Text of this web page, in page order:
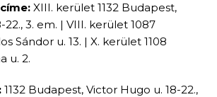
XIII. kerület 1132 Budapest,
3. em. | VIII. kerület 1087
Sándor u. 13. | X. kerület 1108
u. 2.
1132 Budapest, Victor Hugo u. 18-22.,